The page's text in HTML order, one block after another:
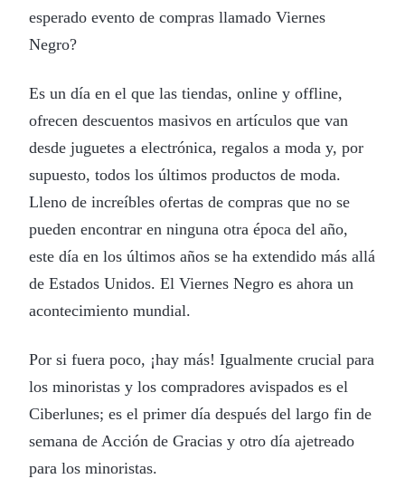
esperado evento de compras llamado Viernes
Negro?
Es un día en el que las tiendas, online y offline,
ofrecen descuentos masivos en artículos que van
desde juguetes a electrónica, regalos a moda y, por
supuesto, todos los últimos productos de moda.
Lleno de increíbles ofertas de compras que no se
pueden encontrar en ninguna otra época del año,
este día en los últimos años se ha extendido más allá
de Estados Unidos. El Viernes Negro es ahora un
acontecimiento mundial.
Por si fuera poco, ¡hay más! Igualmente crucial para
los minoristas y los compradores avispados es el
Ciberlunes; es el primer día después del largo fin de
semana de Acción de Gracias y otro día ajetreado
para los minoristas.